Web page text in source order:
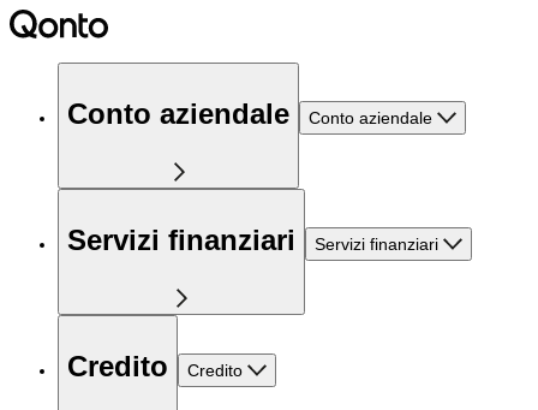
Conto aziendale Conto aziendale
Servizi finanziari Servizi finanziari
Credito Credito